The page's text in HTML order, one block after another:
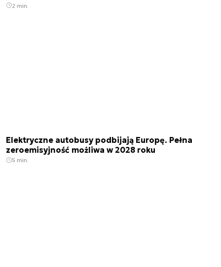
2 min.
Elektryczne autobusy podbijają Europę. Pełna
zeroemisyjność możliwa w 2028 roku
5 min.